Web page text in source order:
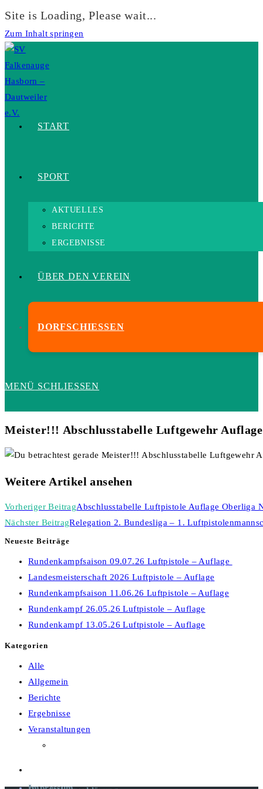
Site is Loading, Please wait...
Zum Inhalt springen
START
SPORT
AKTUELLES
BERICHTE
ERGEBNISSE
ÜBER DEN VEREIN
DORFSCHIESSEN
MENÜ SCHLIESSEN
Meister!!! Abschlusstabelle Luftgewehr
Weitere Artikel ansehen
Vorheriger BeitragAbschlusstabelle Luftpistole Auflage Oberliga
Nächster BeitragRelegation 2. Bundesliga – 1.
Neueste Beiträge
Rundenkampfsaison 09.07.26 Luftpistole – Auflage
Landesmeisterschaft 2026 Luftpistole – Auflage
Rundenkampfsaison 11.06.26 Luftpistole – Auflage
Rundenkampf 26.05.26 Luftpistole – Auflage
Rundenkampf 13.05.26 Luftpistole – Auflage
Kategorien
Alle
Allgemein
Berichte
Ergebnisse
Veranstaltungen